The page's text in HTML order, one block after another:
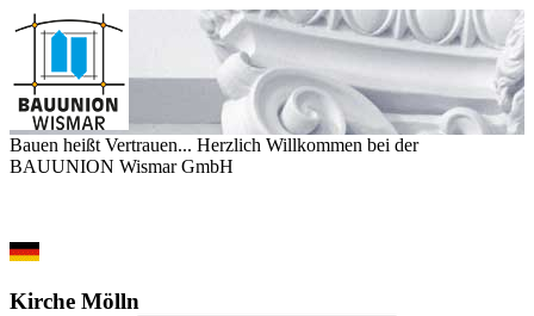
Bauen heißt Vertrauen... Herzlich Willkommen bei der
BAUUNION Wismar GmbH
Kirche Mölln